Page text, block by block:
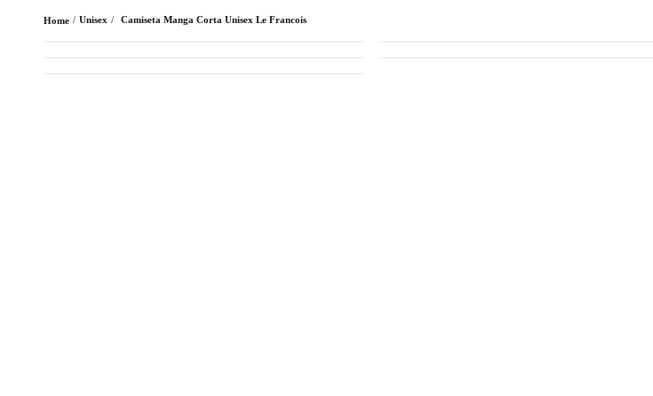
Unisex Camiseta Manga Corta Unisex Le Francois